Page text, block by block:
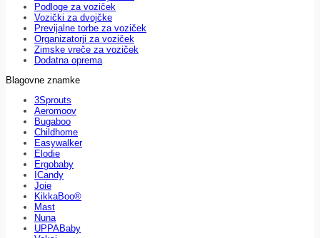
Podloge za voziček
Vozički za dvojčke
Previjalne torbe za voziček
Organizatorji za voziček
Zimske vreče za voziček
Dodatna oprema
Blagovne znamke
3Sprouts
Aeromoov
Bugaboo
Childhome
Easywalker
Elodie
Ergobaby
ICandy
Joie
KikkaBoo®
Mast
Nuna
UPPABaby